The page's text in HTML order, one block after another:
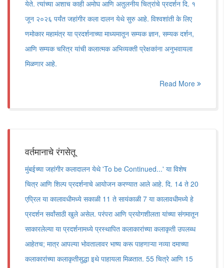
येते. त्यांच्या अशाच काही अमोघ आणि अतुलनीय चित्रांचे प्रदर्शन दि. १
जून २०२६ पर्यंत जहांगीर कला दालन येथे सुरु आहे. विश्वशांती के लिए
णमोकार महामंत्र या प्रदर्शनाच्या माध्यमातून सम्यक ज्ञान, सम्यक दर्शन,
आणि सम्यक चरित्र यांची कलात्मक अभिव्यक्ती प्रेक्षकांना अनुभवायला
मिळणार आहे.
Read More
वर्तमानाचे रंगसेतू
मुंबईच्या जहांगीर कलादालन येथे 'To be Continued...' या विशेष
चित्र आणि शिल्प प्रदर्शनाचे आयोजन करण्यात आले आहे. दि. 14 ते 20
एप्रिल या कालावधीमध्ये सकाळी 11 ते सायंकाळी 7 या कालावधीमध्ये हे
प्रदर्शन सर्वांसाठी खुले असेल. परंपरा आणि प्रयोगशीलता यांच्या संगमातून
साकारलेल्या या प्रदर्शनामध्ये प्रस्थापित कलाकारांच्या कलाकृती उपलब्ध
आहेतच; मात्र आपल्या भोवतालावर भाष्य करू पाहणाऱ्या नव्या दमाच्या
कलाकारांच्या कलाकृतीसुद्धा इथे पाहायला मिळतात. 55 चित्रे आणि 15